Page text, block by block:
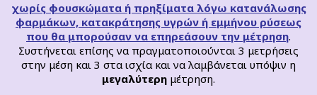
χωρίς φουσκώματα ή πρηξίματα λόγω κατανάλωσης
φαρμάκων, κατακράτησης υγρών ή εμμήνου ρύσεως
που θα μπορούσαν να επηρεάσουν την μέτρηση.
Συστήνεται επίσης να πραγματοποιούνται 3 μετρήσεις
στην μέση και 3 στα ισχία και να λαμβάνεται υπόψιν η
μεγαλύτερη μέτρηση.